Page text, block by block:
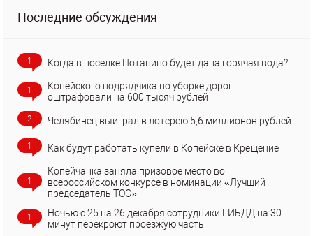
Последние обсуждения
1 Когда в поселке Потанино будет дана горячая вода?
1
Копейского подрядчика по уборке дорог
оштрафовали на 600 тысяч рублей
2 Челябинец выиграл в лотерею 5,6 миллионов рублей
1 Как будут работать купели в Копейске в Крещение
1
Копейчанка заняла призовое место во
всероссийском конкурсе в номинации «Лучший
председатель ТОС»
1
Ночью с 25 на 26 декабря сотрудники ГИБДД на 30
минут перекроют проезжую часть